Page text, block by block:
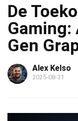
De
Gaming:
Gen
Alex Kelso
2025-08-31